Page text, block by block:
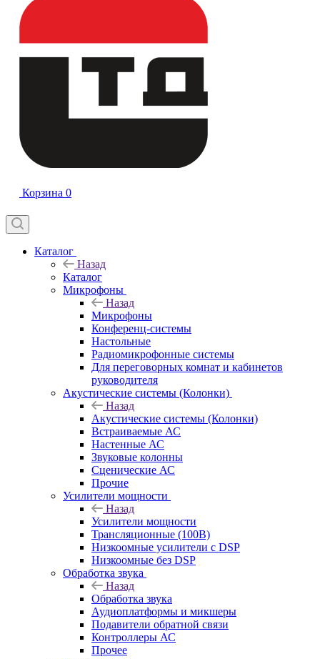
Корзина 0
Каталог
Назад
Каталог
Микрофоны
Назад
Микрофоны
Конференц-системы
Настольные
Радиомикрофонные системы
Для переговорных комнат и кабинетов
руководителя
Акустические системы (Колонки)
Назад
Акустические системы (Колонки)
Встраиваемые АС
Настенные АС
Звуковые колонны
Сценические АС
Прочие
Усилители мощности
Назад
Усилители мощности
Трансляционные (100В)
Низкоомные усилители с DSP
Низкоомные без DSP
Обработка звука
Назад
Обработка звука
Аудиоплатформы и микшеры
Подавители обратной связи
Контроллеры АС
Прочее